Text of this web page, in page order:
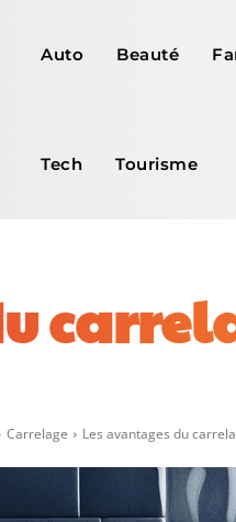
Auto Beauté
Tech Tourisme
Carrelage Les avantages du